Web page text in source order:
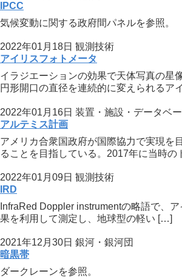
IPCC
気候変動に関する政府間パネルを参照。
2022年01月18日 観測技術
アイリスフォトメータ
イラジエーションの効果で天体写真の星
円形開口の直径を連続的に変えられるア
2022年01月16日 装置・施設・データベ
アルテミス計画
アメリカ合衆国政府が国際協力で実現を
ることを目指している。2017年に当時
2022年01月09日 観測技術
IRD
InfraRed Doppler instrumentの略語で、
果を利用して測定し、地球型の軽い […]
2021年12月30日 銀河・銀河団
暗黒帯
ダークレーンを参照。